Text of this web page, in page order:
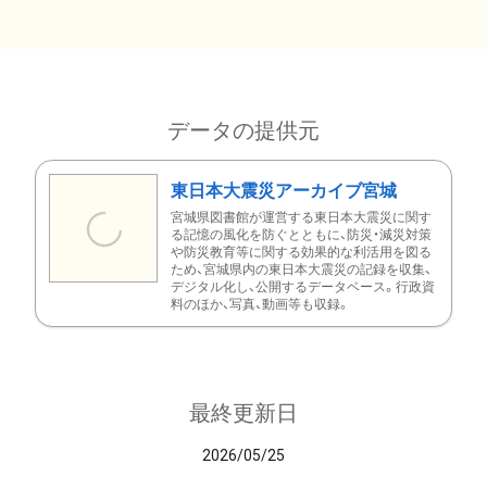
データの提供元
東日本大震災アーカイブ宮城
宮城県図書館が運営する東日本大震災に関す
る記憶の風化を防ぐとともに、防災・減災対策
や防災教育等に関する効果的な利活用を図る
ため、宮城県内の東日本大震災の記録を収集、
デジタル化し、公開するデータベース。行政資
料のほか、写真、動画等も収録。
最終更新日
2026/05/25